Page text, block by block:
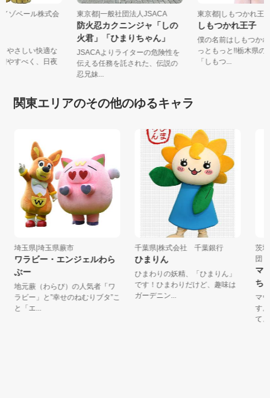
イゾベール株式会
もやさしい快適な
増やすべく、日夜
東京都|一般社団法人JSACA
防火忍カクニンジャ「しの
火君」「ひまりちゃん」
JSACAよりライターの危険性を
伝える任務を託された、伝説の
忍兄妹...
東京都|しもつかれ
しもつかれ王子
僕の名前はしもつ
っともっと!!栃木県
「しもつ...
関東エリアのその他のゆるキャラ
埼玉県|埼玉県蕨市
ワラビー・エンジェルわら
ぶー
地元蕨（わらび）の人気者「ワ
ラビー」と”幸せのねむりブタ”こ
と「エ...
千葉県|株式会社 千葉銀行
ひまりん
ひまわりの妖精、「ひまりん」
です！ひまわりだけど、趣味は
ガーデニン...
茨城
マ
ちゃ
マウ
す。
て、